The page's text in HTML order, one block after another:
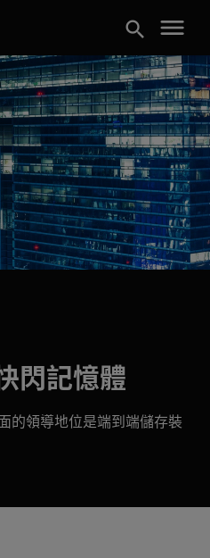
search menu
閃記憶體
的領導地位是端到端儲存裝